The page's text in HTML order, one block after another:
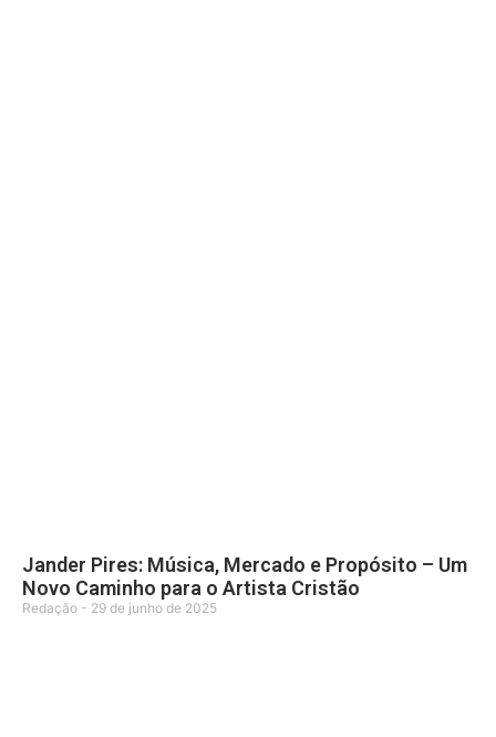
Jander Pires: Música, Mercado e Propósito – Um
Novo Caminho para o Artista Cristão
Redação 29 de junho de 2025